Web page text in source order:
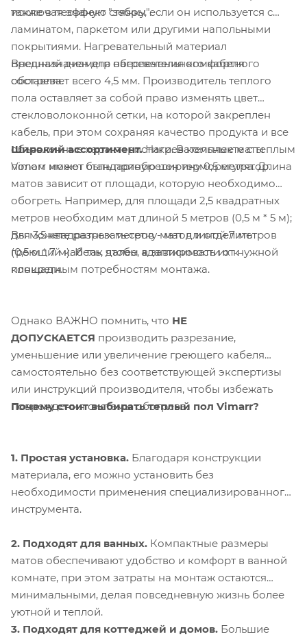
исключая эффект "зебры".
также в песчаную стяжку, если он используется с
ламинатом, паркетом или другими напольными
покрытиями. Нагревательный материал
предназначен для обеспечения комфортного
обогрева.
Внешний диаметр нагревательного кабеля
составляет всего 4,5 мм. Производитель теплого
пола оставляет за собой право изменять цвет
стекловолоконной сетки, на которой закреплен
кабель, при этом сохраняя качество продукта и все
объявленные характеристики. В комплекте с теплым
полом может быть приобретен терморегулятор.
Широкий ассортимент.Нагревательные маты
Vimarr имеют стандартную ширину 0,5 метра. Длина
матов зависит от площади, которую необходимо
обогреть. Например, для площади 2,5 квадратных
метров необходим мат длиной 5 метров (0,5 м * 5 м);
для 3,5 квадратных метров - мат длиной 7 метров
(0,5 м * 7 м). И так далее, в зависимости от нужной
площади.
Вы можете разрезать сетку матов и отделить
греющий кабель, чтобы адаптировать их к
конкретным потребностям монтажа.
Однако ВАЖНО помнить, что НЕ
ДОПУСКАЕТСЯ производить разрезание,
уменьшение или увеличение греющего кабеля
самостоятельно без соответствующей экспертизы
или инструкций производителя, чтобы избежать
повреждения системы обогрева.
Почему стоит выбирать теплый пол Vimarr?
1. Простая установка. Благодаря конструкции
материала, его можно установить без
необходимости применения специализированного
инструмента.
2. Подходят для ванных. Компактные размеры
матов обеспечивают удобство и комфорт в ванной
комнате, при этом затраты на монтаж остаются
минимальными, делая повседневную жизнь более
уютной и теплой.
3. Подходят для коттеджей и домов. Большие